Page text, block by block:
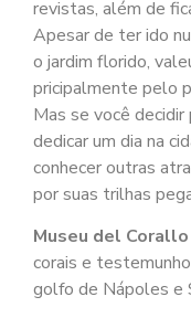
revistas, além de
Apesar de ter ido
o jardim florido,
pricipalmente pelo
Mas se você decidir
dedicar um dia na
conhecer outras
por suas trilhas
Museu del
corais e
golfo de Nápoles e